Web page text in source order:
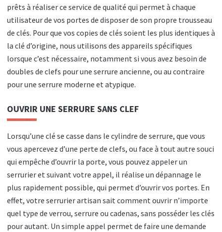
prêts à réaliser ce service de qualité qui permet à chaque
utilisateur de vos portes de disposer de son propre trousseau
de clés. Pour que vos copies de clés soient les plus identiques à
la clé d’origine, nous utilisons des appareils spécifiques
lorsque c’est nécessaire, notamment si vous avez besoin de
doubles de clefs pour une serrure ancienne, ou au contraire
pour une serrure moderne et atypique.
OUVRIR UNE SERRURE SANS CLEF
Lorsqu’une clé se casse dans le cylindre de serrure, que vous
vous apercevez d’une perte de clefs, ou face à tout autre souci
qui empêche d’ouvrir la porte, vous pouvez appeler un
serrurier et suivant votre appel, il réalise un dépannage le
plus rapidement possible, qui permet d’ouvrir vos portes. En
effet, votre serrurier artisan sait comment ouvrir n’importe
quel type de verrou, serrure ou cadenas, sans posséder les clés
pour autant. Un simple appel permet de faire une demande